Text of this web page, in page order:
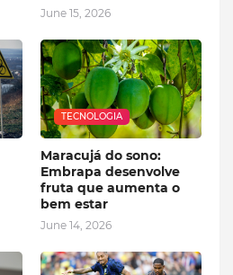
June 15, 2026
TECNOLOGIA
Maracujá do sono:
Embrapa desenvolve
fruta que aumenta o
bem estar
June 14, 2026